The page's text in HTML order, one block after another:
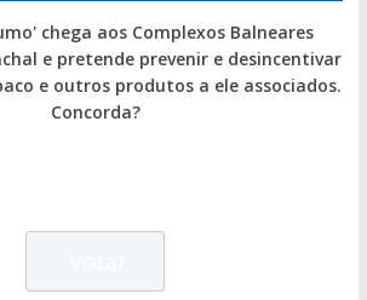
chega aos Complexos Balneares
e pretende prevenir e desincentivar
e outros produtos a ele associados.
Concorda?